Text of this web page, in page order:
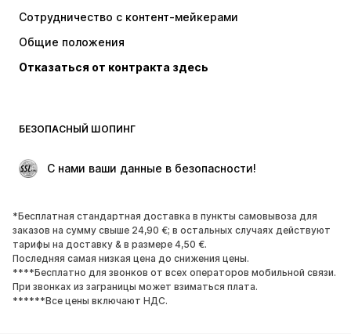
Костюмы и пиджаки
Пальто
Пляжная одежда
Поводы
ЭКСКЛЮЗИВ
ОБУВЬ
НОВИНКИ
Открытая обувь
ЭКСКЛЮЗИВ
СПОРТ
Спорт
Виды спорта
Сотрудничество с контент-мейкерами
Общие положения
Отказаться от контракта здесь
БЕЗОПАСНЫЙ ШОПИНГ
С нами ваши данные в безопасности!
*Бесплатная стандартная доставка в пункты самовывоза для
заказов на сумму свыше 24,90 €; в остальных случаях действуют
тарифы на доставку & в размере 4,50 €.
Последняя самая низкая цена до снижения цены.
****Бесплатно для звонков от всех операторов мобильной связи.
При звонках из заграницы может взиматься плата.
******Все цены включают НДС.